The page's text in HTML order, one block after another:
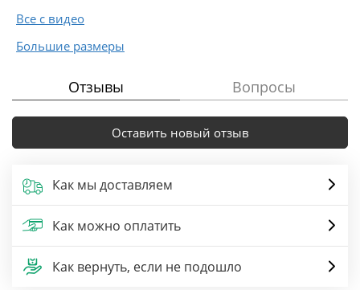
Все с видео
Большие размеры
Отзывы Вопросы
Оставить новый отзыв
Как мы доставляем
Как можно оплатить
Как вернуть, если не подошло